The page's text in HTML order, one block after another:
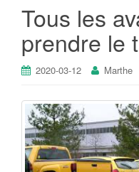
Tous les
prendre le
2020-03-12 Marthe